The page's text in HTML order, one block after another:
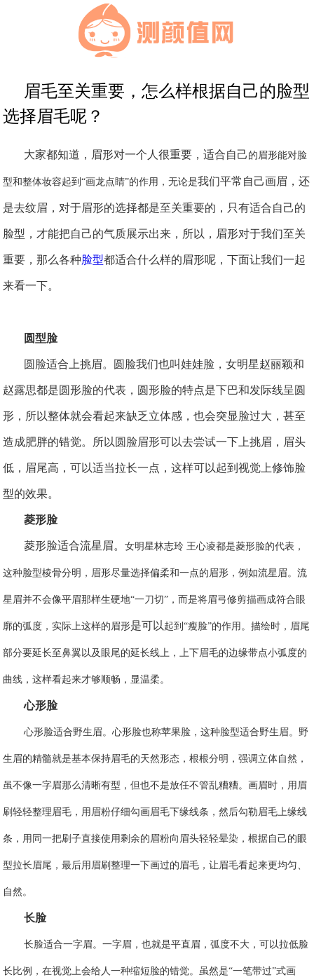
眉毛至关重要，怎么样根据自己的脸型
选择眉毛呢？
大家都知道，眉形对一个人很重要，适合自己 的眉形能对脸
型和整体妆容起到“画龙点睛”的作用，无论是我们平常自己画眉，还
是去纹眉， 对于眉形的选择都是至关重要的 ， 只有适合自己的
脸型，才能把自己的气质展示出来，所以，眉形对于我们至关
重要，那么各种脸型都适合什么样的眉形呢，下面让我们一起
来看一下。
圆型脸
圆脸适合上挑眉。圆脸我们也叫娃娃脸，女明星赵丽颖和
赵露思都是圆形脸的代表，圆形脸的特点是下巴和发际线呈圆
形，所以整体就会看起来缺乏立体感，也会突显脸过大，甚至
造成肥胖的错觉。所以圆脸眉形可以去尝试一下 上挑眉，眉头
低，眉尾高，可以适当拉长一点，这样可以起到视觉上修饰脸
型的效果。
菱形脸
菱形脸适合流星眉。女明星林志玲 王心凌都是菱形脸的代表，
这种脸型棱骨分明，眉形尽量选择偏柔和一点的眉形，例如流星眉。流
星眉并不会像平眉那样生硬地“一刀切”，而是将眉弓修剪描画成符合眼
廓的弧度，实际上这样的眉形是可以 起到“瘦脸”的作用。描绘时，眉尾
部分要延长至鼻翼以及眼尾的延长线上，上下眉毛的边缘带点小弧度的
曲线，这样看起来才够顺畅，显温柔。
心形脸
心形脸适合野生眉。心形脸也称苹果脸，这种脸型适合野生眉。野
生眉的精髓就是基本保持眉毛的天然形态，根根分明，强调立体自然，
虽不像一字眉那么清晰有型，但也不是放任不管乱糟糟。画眉时，用眉
刷轻轻整理眉毛，用眉粉仔细勾画眉毛下缘线条，然后勾勒眉毛上缘线
条，用同一把刷子直接使用剩余的眉粉向眉头轻轻晕染，根据自己的眼
型拉长眉尾，最后用眉刷整理一下画过的眉毛，让眉毛看起来更均匀、
自然。
长脸
长脸适合一字眉。一字眉，也就是平直眉，弧度不大，可以拉低脸
长比例，在视觉上会给人一种缩短脸的错觉。虽然是“一笔带过”式画